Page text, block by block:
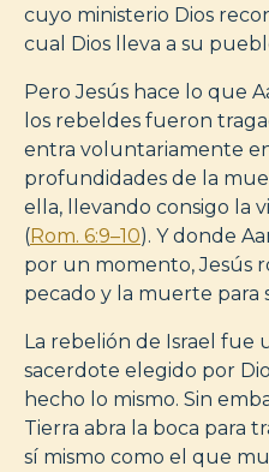
cuyo ministerio Dios
cual Dios lleva a su
Pero Jesús hace lo que
los rebeldes fueron
entra voluntariamente
profundidades de la
ella, llevando consigo la
(Rom. 6:9–10). Y donde
por un momento, Jesús
pecado y la muerte para
La rebelión de Israel fue
sacerdote elegido por
hecho lo mismo. Sin
Tierra abra la boca para
sí mismo como el que